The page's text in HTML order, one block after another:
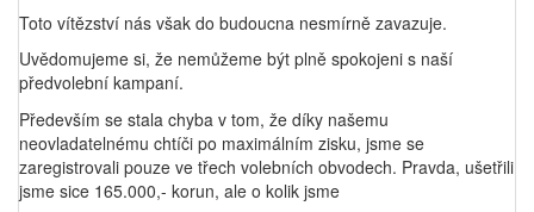
Toto vítězství nás však do budoucna nesmírně zavazuje.
Uvědomujeme si, že nemůžeme být plně spokojeni s naší
předvolební kampaní.
Především se stala chyba v tom, že díky našemu
neovladatelnému chtíči po maximálním zisku, jsme se
zaregistrovali pouze ve třech volebních obvodech. Pravda, ušetřili
jsme sice 165.000,- korun, ale o kolik jsme